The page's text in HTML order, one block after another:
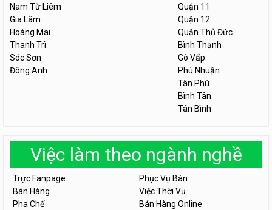
Nam Từ Liêm
Gia Lâm
Hoàng Mai
Thanh Trì
Sóc Sơn
Đông Anh
Quận 11
Quận 12
Quận Thủ Đức
Bình Thạnh
Gò Vấp
Phú Nhuận
Tân Phú
Bình Tân
Tân Bình
Việc làm theo ngành nghề
Trực Fanpage
Phục Vụ Bàn
Bán Hàng
Việc Thời Vụ
Pha Chế
Bán Hàng Online